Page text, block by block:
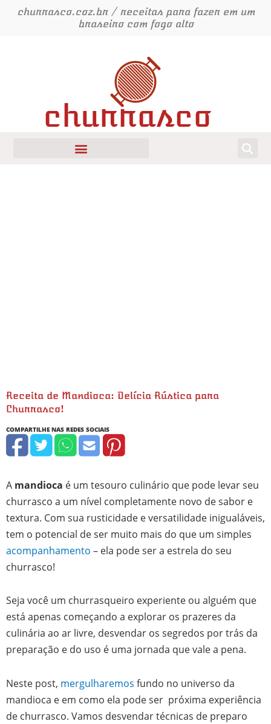
churrasco.coz.br / receitas para fazer em um
braseiro com fogo alto
churrasco
Receita de Mandioca: Delícia Rústica para
Churrasco!
A mandioca é um tesouro culinário que pode levar seu
churrasco a um nível completamente novo de sabor e
textura. Com sua rusticidade e versatilidade inigualáveis,
tem o potencial de ser muito mais do que um simples
acompanhamento – ela pode ser a estrela do seu
churrasco!
Seja você um churrasqueiro experiente ou alguém que
está apenas começando a explorar os prazeres da
culinária ao ar livre, desvendar os segredos por trás da
preparação e do uso é uma jornada que vale a pena.
Neste post, mergulharemos fundo no universo da
mandioca e em como ela pode ser próxima experiência
de churrasco. Vamos desvendar técnicas de preparo